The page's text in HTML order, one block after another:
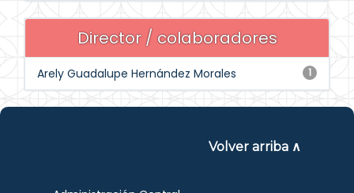
Director / colaboradores
1
Arely Guadalupe Hernández Morales
Volver arriba ∧